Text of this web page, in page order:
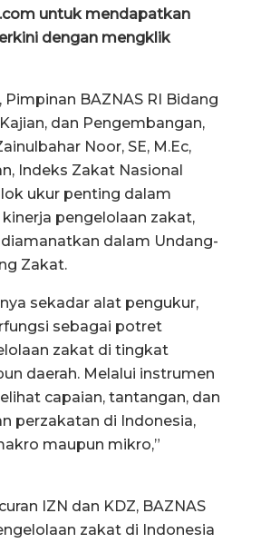
untuk mendapatkan
dengan mengklik
Pimpinan BAZNAS RI Bidang
dan Pengembangan,
Noor, SE, M.Ec,
Indeks Zakat Nasional
ukur penting dalam
pengelolaan zakat,
dalam Undang-
Zakat.
sekadar alat pengukur,
sebagai potret
zakat di tingkat
daerah. Melalui instrumen
capaian, tantangan, dan
perzakatan di Indonesia,
maupun mikro,”
IZN dan KDZ, BAZNAS
zakat di Indonesia